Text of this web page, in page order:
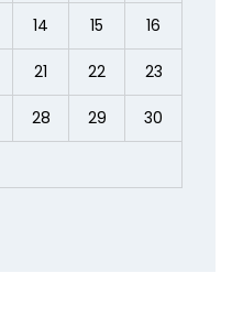
14 15 16
21 22 23
28 29 30